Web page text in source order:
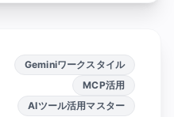
Geminiワークスタイル
MCP活用
AIツール活用マスター